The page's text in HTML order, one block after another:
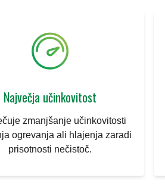
Največja učinkovitost
zmanjšanje učinkovitosti
ogrevanja ali hlajenja zaradi
prisotnosti nečistoč.